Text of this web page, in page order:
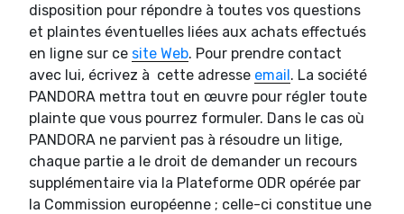
disposition pour répondre à toutes vos questions
et plaintes éventuelles liées aux achats effectués
en ligne sur ce site Web. Pour prendre contact
avec lui, écrivez à cette adresse email. La société
PANDORA mettra tout en œuvre pour régler toute
plainte que vous pourrez formuler. Dans le cas où
PANDORA ne parvient pas à résoudre un litige,
chaque partie a le droit de demander un recours
supplémentaire via la Plateforme ODR opérée par
la Commission européenne ; celle-ci constitue une